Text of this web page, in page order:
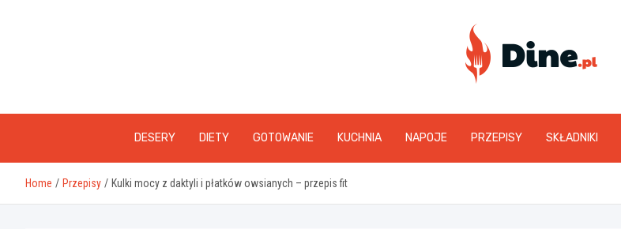
www.dine.pl
DESERY DIETY GOTOWANIE KUCHNIA NAPOJE PRZEPISY SKŁADNIKI
Home Przepisy Kulki mocy z daktyli i płatków owsianych – przepis fit